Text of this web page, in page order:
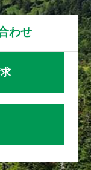
わせ